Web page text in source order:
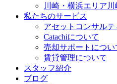
川崎・横浜エリア
私たちのサービス
アセットコンサルテ
Catachiについて
売却サポートについ
賃貸管理について
スタッフ紹介
ブログ